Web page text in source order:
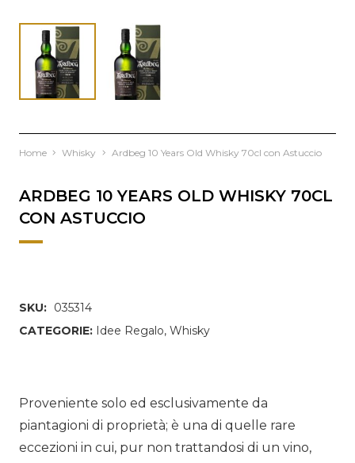
Home Whisky Ardbeg 10 Years Old Whisky 70cl con Astuccio
ARDBEG 10 YEARS OLD WHISKY 70CL
CON ASTUCCIO
SKU: 035314
CATEGORIE: Idee Regalo, Whisky
Proveniente solo ed esclusivamente da
piantagioni di proprietà; è una di quelle rare
eccezioni in cui, pur non trattandosi di un vino,